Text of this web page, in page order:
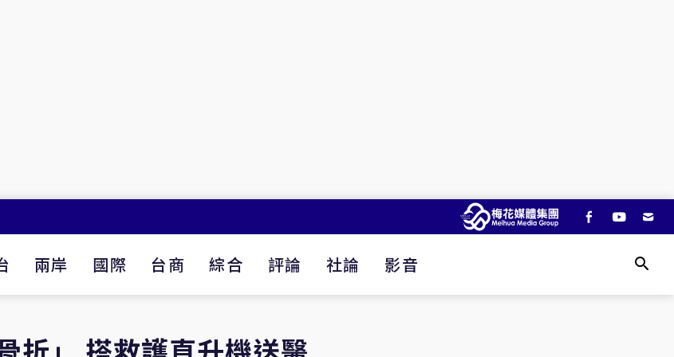
兩岸 國際 台商 綜合 評論 社論 影音